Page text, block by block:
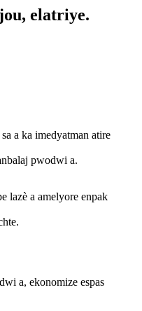
elatriye.
a ka imedyatman atire
pwodwi a.
lazè a amelyore enpak
a, ekonomize espas